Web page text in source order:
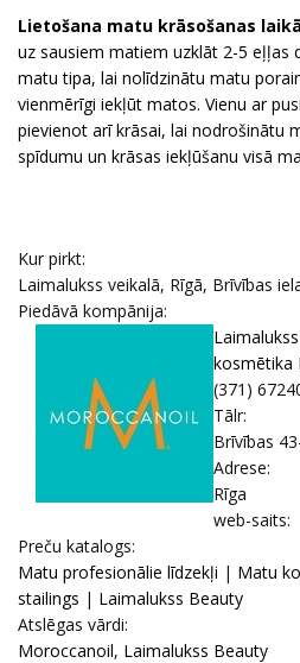
Lietošana matu krāsošanas
uz sausiem matiem uzklāt 2-5 eļļas
matu tipa, lai nolīdzinātu matu
vienmērīgi iekļūt matos. Vienu ar
pievienot arī krāsai, lai nodrošinātu
spīdumu un krāsas iekļūšanu visā
Kur pirkt:
Laimalukss veikalā, Rīgā, Brīvības
Piedāvā kompānija:
kosmētika
(371)
Tālr:
Brīvības
Adrese:
Rīga
web-saits:
Prеču katalogs:
Matu profesionālie līdzekļi | Matu
stailings | Laimalukss Beauty
Atslēgas vārdi:
Moroccanoil, Laimalukss Beauty